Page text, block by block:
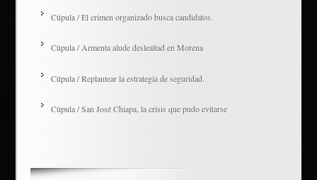
Cúpula / El crimen organizado busca candidatos.
Cúpula / Armenta alude deslealtad en Morena
Cúpula / Replantear la estrategia de seguridad.
Cúpula / San José Chiapa, la crisis que pudo evitarse